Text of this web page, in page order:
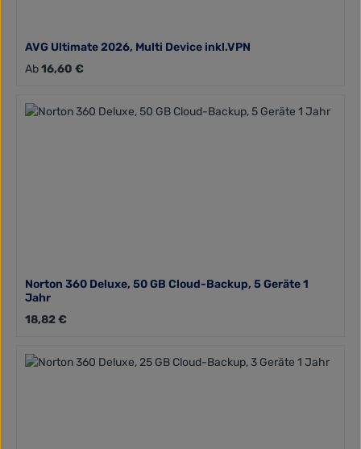
AVG Ultimate 2026, Multi Device inkl.VPN
Regulärer Preis:
Ab16,60 €
Norton 360 Deluxe, 50 GB Cloud-Backup, 5 Geräte 1
Jahr
Regulärer Preis:
18,82 €